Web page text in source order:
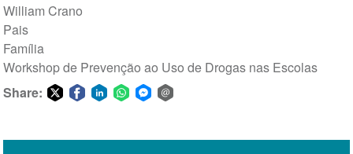
William Crano
Pais
Família
Workshop de Prevenção ao Uso de Drogas nas Escolas
Share: